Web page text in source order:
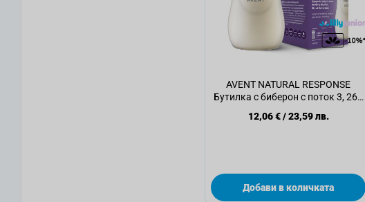
AVENT NATURAL RESPONSE
Бутилка с биберон с поток 3, 260
12,06 €/23,59 лв.
Добави в количката